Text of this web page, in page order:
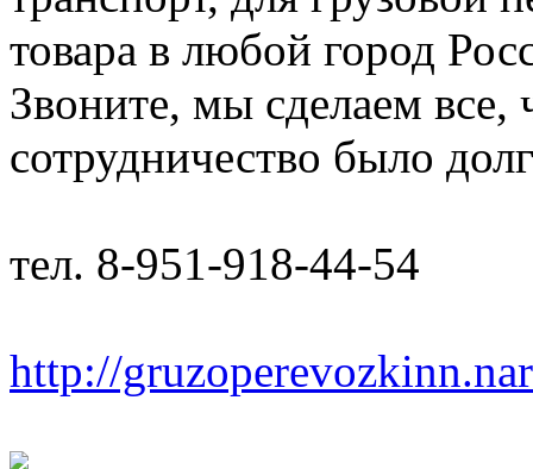
товара в любой город
Звоните, мы сделаем
сотрудничество было
тел. 8-951-918-44-54
http://